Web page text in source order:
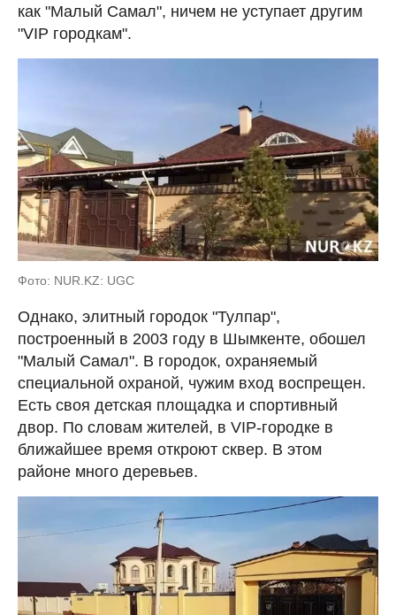
как "Малый Самал", ничем не уступает другим
"VIР городкам".
Фото: NUR.KZ: UGC
Однако, элитный городок "Тулпар",
построенный в 2003 году в Шымкенте, обошел
"Малый Самал". В городок, охраняемый
специальной охраной, чужим вход воспрещен.
Есть своя детская площадка и спортивный
двор. По словам жителей, в VIP-городке в
ближайшее время откроют сквер. В этом
районе много деревьев.